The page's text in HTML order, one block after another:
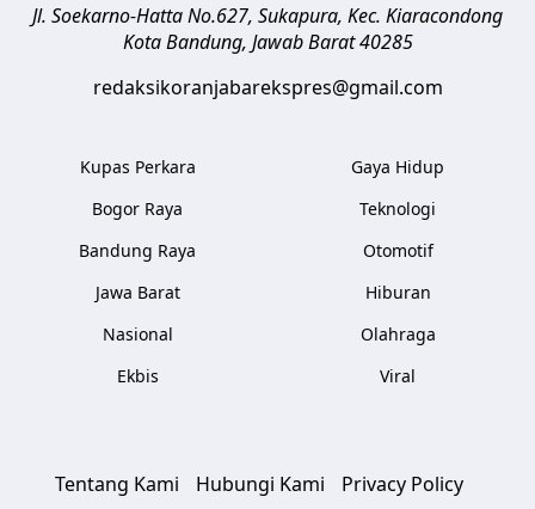
Jl. Soekarno-Hatta No.627, Sukapura, Kec. Kiaracondong
Kota Bandung, Jawab Barat 40285
redaksikoranjabarekspres@gmail.com
Kupas Perkara
Bogor Raya
Bandung Raya
Jawa Barat
Nasional
Ekbis
Gaya Hidup
Teknologi
Otomotif
Hiburan
Olahraga
Viral
Tentang Kami Hubungi Kami Privacy Policy